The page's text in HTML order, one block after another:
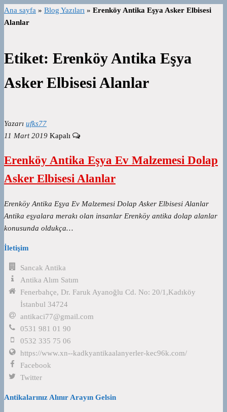
Ana sayfa » Blog Yazıları » Erenköy Antika Eşya Asker Elbisesi
Alanlar
Etiket: Erenköy Antika Eşya
Asker Elbisesi Alanlar
Yazarı ufks77
11 Mart 2019 Kapalı
Erenköy Antika Eşya Ev Malzemesi Dolap
Asker Elbisesi Alanlar
Erenköy Antika Eşya Ev Malzemesi Dolap Asker Elbisesi Alanlar
Antika eşyalara merakı olan insanlar Erenköy antika dolap alanlar
konusunda oldukça…
İletişim
Sancak Antika
Antika Alım Satım
Fenerbahçe, Dr. Faruk Ayanoğlu Cd. No: 20/1,Kadıköy
İstanbul 34724
antikaci77@gmail.com
0531 981 01 90
0532 335 75 06
https://www.xn--kadkyantikaalanyerler-kec96k.com/
Facebook
Twitter
Antikalarınız Alınır Arayın Gelsin